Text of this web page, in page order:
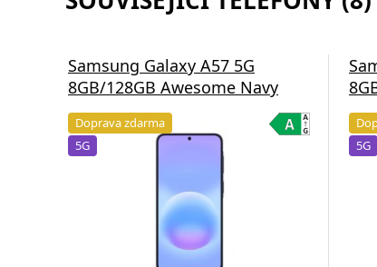
Samsung Galaxy A57 5G
8GB/128GB Awesome Navy
Doprava zdarma
5G
5G